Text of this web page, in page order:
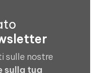
sulle nostre
sulla tua